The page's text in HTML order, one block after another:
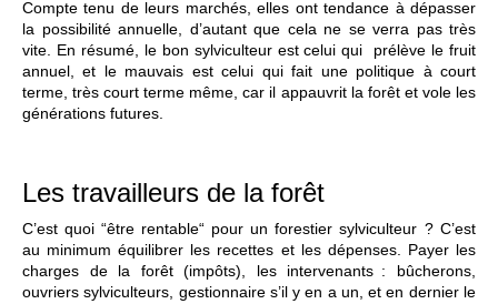
Compte tenu de leurs marchés, elles ont tendance à dépasser
la possibilité annuelle, d’autant que cela ne se verra pas très
vite. En résumé, le bon sylviculteur est celui qui prélève le fruit
annuel, et le mauvais est celui qui fait une politique à court
terme, très court terme même, car il appauvrit la forêt et vole les
générations futures.
Les travailleurs de la forêt
C’est quoi “être rentable“ pour un forestier sylviculteur ? C’est
au minimum équilibrer les recettes et les dépenses. Payer les
charges de la forêt (impôts), les intervenants : bûcherons,
ouvriers sylviculteurs, gestionnaire s’il y en a un, et en dernier le